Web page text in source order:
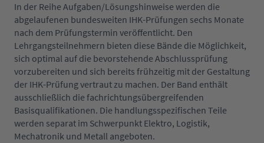
In der Reihe Aufgaben/Lösungshinweise werden die
abgelaufenen bundesweiten IHK-Prüfungen sechs Monate
nach dem Prüfungstermin veröffentlicht. Den
Lehrgangsteilnehmern bieten diese Bände die Möglichkeit,
sich optimal auf die bevorstehende Abschlussprüfung
vorzubereiten und sich bereits frühzeitig mit der Gestaltung
der IHK-Prüfung vertraut zu machen. Der Band enthält
ausschließlich die fachrichtungsübergreifenden
Basisqualifikationen. Die handlungsspezifischen Teile
werden separat im Schwerpunkt Elektro, Logistik,
Mechatronik und Metall angeboten.